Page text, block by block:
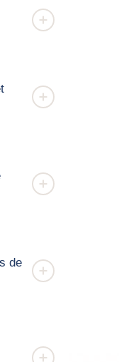
de